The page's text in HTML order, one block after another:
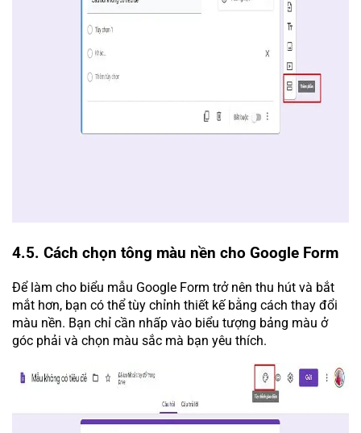
4.5. Cách chọn tông màu nền cho Google Form
Để làm cho biểu mẫu Google Form trở nên thu hút và bắt
mắt hơn, bạn có thể tùy chỉnh thiết kế bằng cách thay đổi
màu nền. Bạn chỉ cần nhấp vào biểu tượng bảng màu ở
góc phải và chọn màu sắc mà bạn yêu thích.